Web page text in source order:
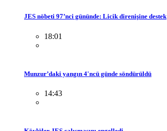
JES nöbeti 97’nci gününde: Licik direnişine destek
18:01
Munzur’daki yangın 4'ncü günde söndürüldü
14:43